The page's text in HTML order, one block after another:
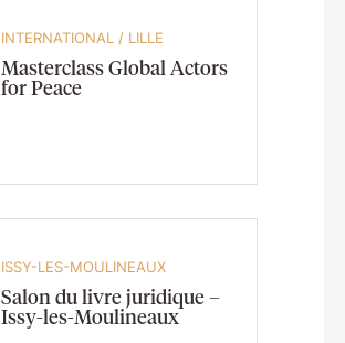
INTERNATIONAL / LILLE
Masterclass Global Actors
for Peace
ISSY-LES-MOULINEAUX
Salon du livre juridique –
Issy-les-Moulineaux